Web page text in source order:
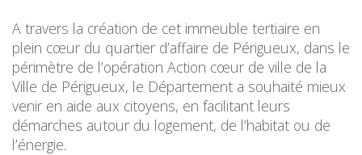
A travers la création de cet immeuble tertiaire en
plein cœur du quartier d’affaire de Périgueux, dans le
périmètre de l’opération Action cœur de ville de la
Ville de Périgueux, le Département a souhaité mieux
venir en aide aux citoyens, en facilitant leurs
démarches autour du logement, de l’habitat ou de
l’énergie.